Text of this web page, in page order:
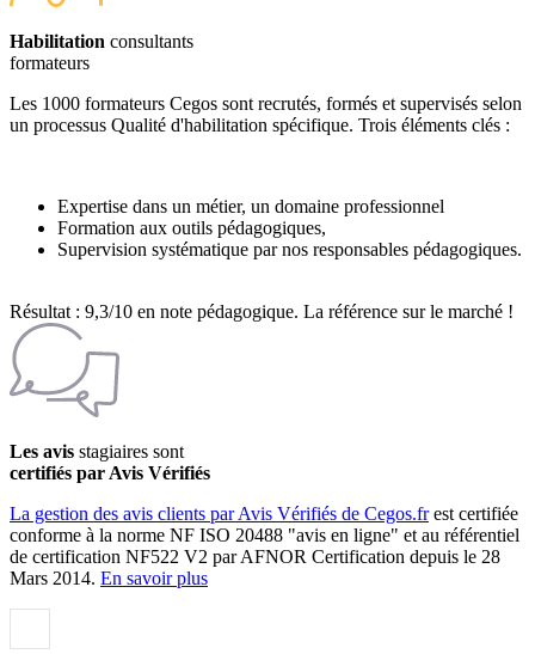
Habilitation consultants
formateurs
Les 1000 formateurs Cegos sont recrutés, formés et supervisés selon
un processus Qualité d'habilitation spécifique. Trois éléments clés :
Expertise dans un métier, un domaine professionnel
Formation aux outils pédagogiques,
Supervision systématique par nos responsables pédagogiques.
Résultat : 9,3/10 en note pédagogique. La référence sur le marché !
Les avis stagiaires sont
certifiés par Avis Vérifiés
La gestion des avis clients par Avis Vérifiés de Cegos.frest certifiée
conforme à la norme NF ISO 20488 "avis en ligne" et au référentiel
de certification NF522 V2 par AFNOR Certification depuis le 28
Mars 2014. En savoir plus